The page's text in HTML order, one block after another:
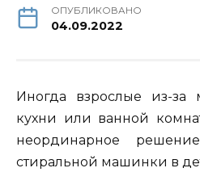
ОПУБЛИКОВАНО
04.09.2022
Иногда взрослые из-за
кухни или ванной
неординарное
стиральной машинки в